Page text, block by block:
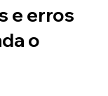
e erros
o